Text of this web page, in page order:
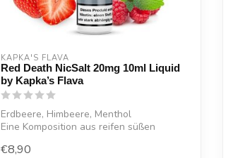
KAPKA'S FLAVA
Red Death NicSalt 20mg 10ml Liquid
by Kapka’s Flava
Erdbeere, Himbeere, Menthol
Eine Komposition aus reifen süßen
€8,90